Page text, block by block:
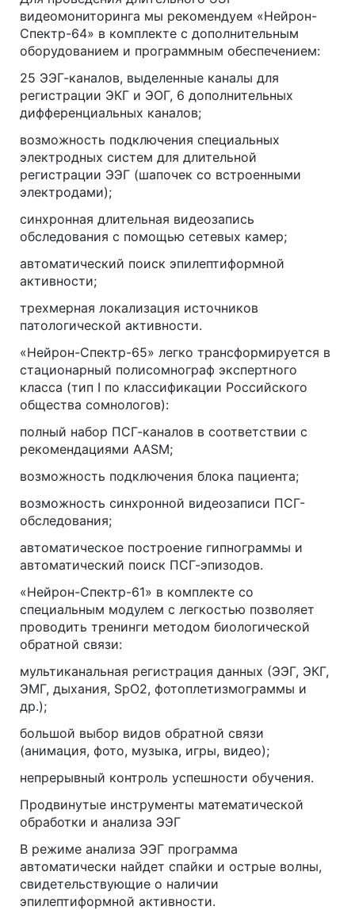
видеомониторинга мы рекомендуем «Нейрон-
Спектр-64» в комплекте с дополнительным
оборудованием и программным обеспечением:
25 ЭЭГ-каналов, выделенные каналы для
регистрации ЭКГ и ЭОГ, 6 дополнительных
дифференциальных каналов;
возможность подключения специальных
электродных систем для длительной
регистрации ЭЭГ (шапочек со встроенными
электродами);
синхронная длительная видеозапись
обследования с помощью сетевых камер;
автоматический поиск эпилептиформной
активности;
трехмерная локализация источников
патологической активности.
«Нейрон-Спектр-65» легко трансформируется в
стационарный полисомнограф экспертного
класса (тип I по классификации Российского
общества сомнологов):
полный набор ПСГ-каналов в соответствии с
рекомендациями AASM;
возможность подключения блока пациента;
возможность синхронной видеозаписи ПСГ-
обследования;
автоматическое построение гипнограммы и
автоматический поиск ПСГ-эпизодов.
«Нейрон-Спектр-61» в комплекте со
специальным модулем с легкостью позволяет
проводить тренинги методом биологической
обратной связи:
мультиканальная регистрация данных (ЭЭГ, ЭКГ,
ЭМГ, дыхания, SpO2, фотоплетизмограммы и
др.);
большой выбор видов обратной связи
(анимация, фото, музыка, игры, видео);
непрерывный контроль успешности обучения.
Продвинутые инструменты математической
обработки и анализа ЭЭГ
В режиме анализа ЭЭГ программа
автоматически найдет спайки и острые волны,
свидетельствующие о наличии
эпилептиформной активности.